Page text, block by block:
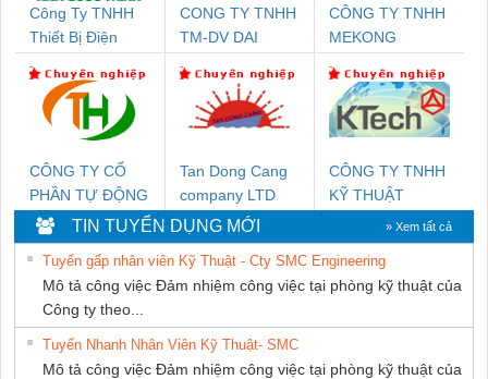
Công Ty TNHH
Thiết Bị Điện
CONG TY TNHH
TM-DV DAI
CÔNG TY TNHH
MEKONG
SUPPLY
CÔNG TY CỔ
PHẦN TỰ ĐỘNG
TIẾN HƯNG
Tan Dong Cang
company LTD
CÔNG TY TNHH
KỸ THUẬT
KTECH VIỆT
NAM
TIN TUYỂN DỤNG MỚI » Xem tất cả
Tuyển gấp nhân viên Kỹ Thuật - Cty SMC Engineering
Mô tả công việc Đảm nhiệm công việc tại phòng kỹ thuật của
Công ty theo...
Tuyển Nhanh Nhân Viên Kỹ Thuật- SMC
Mô tả công việc Đảm nhiệm công việc tại phòng kỹ thuật của